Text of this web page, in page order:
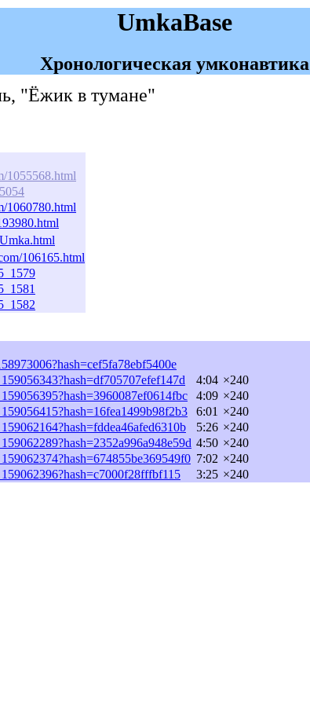
UmkaBase
Хронологическая умконавтика
"Ёжик в тумане"
1055568.html
1060780.html
106165.html
4:04 ×240
4:09 ×240
6:01 ×240
5:26 ×240
4:50 ×240
7:02 ×240
3:25 ×240